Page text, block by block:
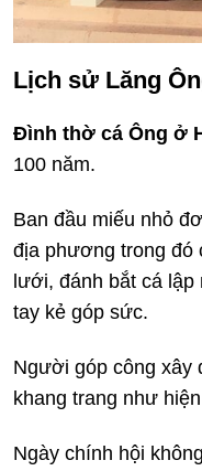
Lịch sử Lăng
Đình thờ cá Ông ở
100 năm.
Ban đầu miếu nhỏ
địa phương trong đó
lưới, đánh bắt cá lập
tay kẻ góp sức.
Người góp công xây
khang trang như
Ngày chính hội